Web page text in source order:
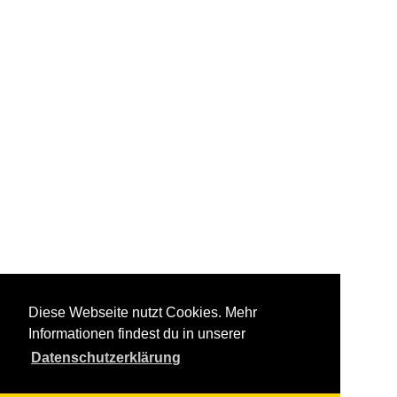
Diese Webseite nutzt Cookies. Mehr
Informationen findest du in unserer
Datenschutzerklärung